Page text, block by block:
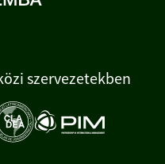
szervezetekben